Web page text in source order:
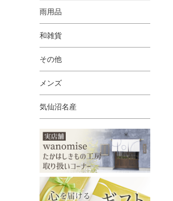
雨用品
和雑貨
その他
メンズ
気仙沼名産